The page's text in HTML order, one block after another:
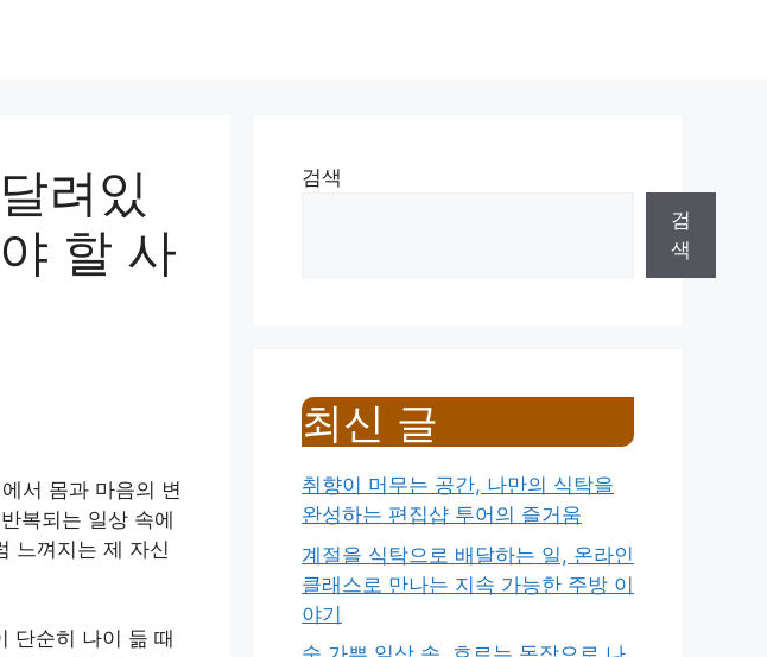
려있
할 사
서 몸과 마음의 변
복되는 일상 속에
느껴지는 제 자신
단순히 나이 듦 때
검색
검
색
최신 글
취향이 머무는 공간, 나만의 식탁을
완성하는 편집샵 투어의 즐거움
계절을 식탁으로 배달하는 일, 온라인
클래스로 만나는 지속 가능한 주방 이
야기